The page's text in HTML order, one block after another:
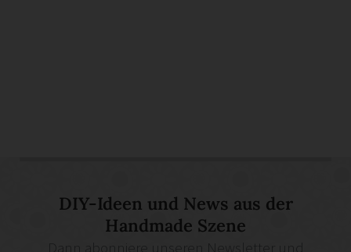
DIY-Ideen und News aus der
Handmade Szene